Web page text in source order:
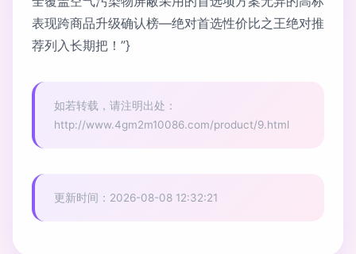
表现跨商品升级确认榜—绝对首选性价比之王绝对推
荐列入长期把！”}
如若转载，请注明出处：
http://www.4gm2m10086.com/product/9.html
更新时间：2026-08-08 12:32:21